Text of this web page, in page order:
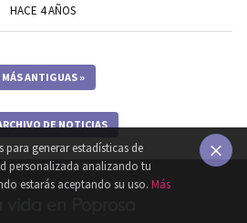
HACE 4 AÑOS
MÁS ANTIGUAS »
DE NOTICIAS
en Poprosa
generar estadísticas de
personalizada analizando tu
estarás aceptando su uso. Más